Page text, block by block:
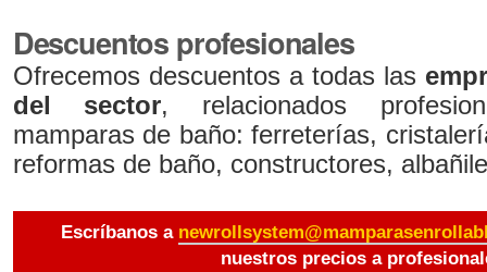
Descuentos profesionales
Ofrecemos descuentos a todas las
del sector, relacionados
mamparas de baño: ferreterías,
reformas de baño, constructores,
Escríbanos a
nuestros precios a